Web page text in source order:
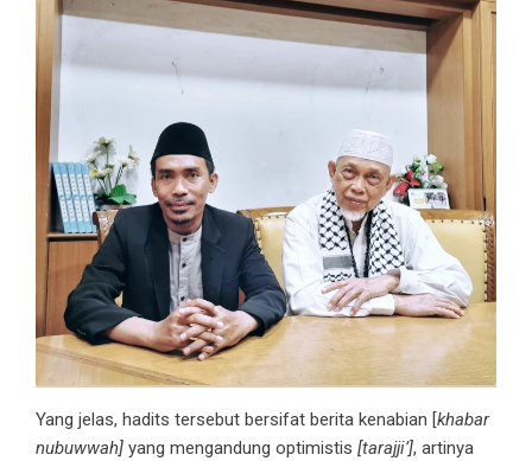
Yang jelas, hadits tersebut bersifat berita kenabian [khabar
nubuwwah] yang mengandung optimistis [tarajji’], artinya